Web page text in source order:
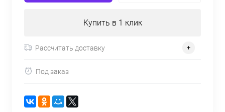
Купить в 1 клик
Рассчитать доставку
Под заказ